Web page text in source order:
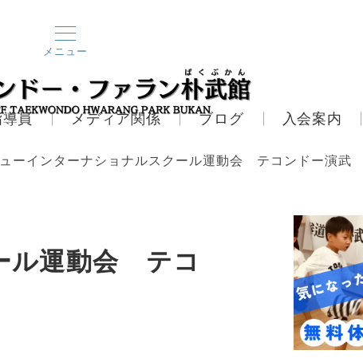
メニュー
員 メディア関係 ブログ 入会案内
ーインターナショナルスクール運動会 テコンドー演武
ル運動会 テコ